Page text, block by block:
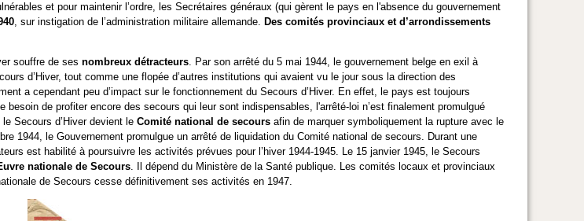
et pour maintenir l’ordre, les Secrétaires généraux (qui gèrent le pays en l'absence du gouvernement
, sur instigation de l’administration militaire allemande. Des comités provinciaux et d’arrondissements
souffre de ses nombreux détracteurs . Par son arrêté du 5 mai 1944, le gouvernement belge en exil à
d’Hiver, tout comme une flopée d’autres institutions qui avaient vu le jour sous la direction des
a cependant peu d’impact sur le fonctionnement du Secours d’Hiver. En effet, le pays est toujours
de profiter encore des secours qui leur sont indispensables, l'arrêté-loi n’est finalement promulgué
Secours d’Hiver devient le Comité national de secours afin de marquer symboliquement la rupture avec le
1944, le Gouvernement promulgue un arrêté de liquidation du Comité national de secours. Durant une
est habilité à poursuivre les activités prévues pour l’hiver 1944-1945. Le 15 janvier 1945, le Secours
nationale de Secours . Il dépend du Ministère de la Santé publique. Les comités locaux et provinciaux
de Secours cesse définitivement ses activités en 1947.